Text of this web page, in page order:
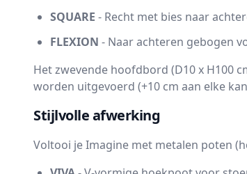
SQUARE - Recht met bies naar
FLEXION - Naar achteren gebogen
Het zwevende hoofdbord (D10 x H100
worden uitgevoerd (+10 cm aan elke
Stijlvolle afwerking
Voltooi je Imagine met metalen poten